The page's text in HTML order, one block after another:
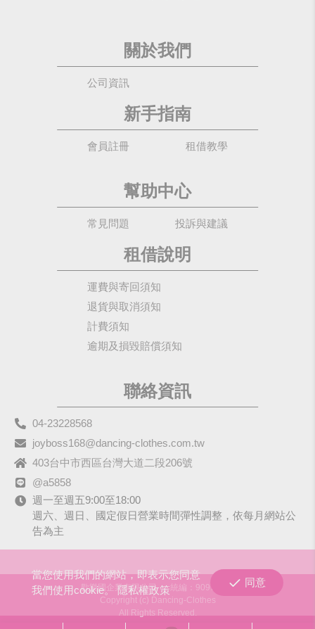
關於我們
公司資訊
新手指南
會員註冊 租借教學
幫助中心
常見問題 投訴與建議
租借說明
運費與寄回須知
退貨與取消須知
計費須知
逾期及損毀賠償須知
聯絡資訊
04-23228568
joyboss168@dancing-clothes.com.tw
403台中市西區台灣大道二段206號
@a5858
週一至週五9:00至18:00
週六、週日、國定假日營業時間彈性調整，依每月網站公
告為主
歡樂國企業有限公司
統編：90979680
Copyright (c) Dancing-Clothes
All Rights Reserved.
當您使用我們的網站，即表示您同意
我們使用cookie。隱私權政策
同意